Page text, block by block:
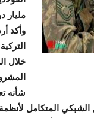
مليار
وأكد
خلال
شأنه
المتكامل